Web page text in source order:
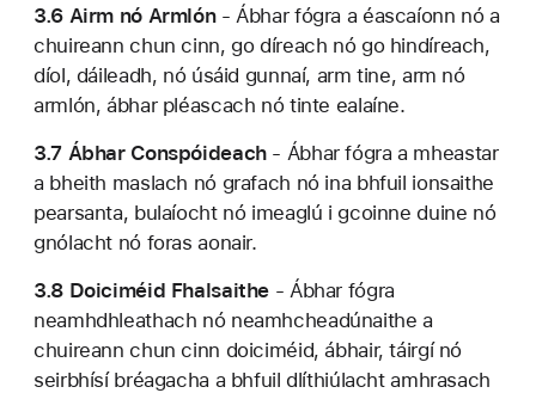
3.6 Airm nó Armlón- Ábhar fógra a éascaíonn nó a
chuireann chun cinn, go díreach nó go hindíreach,
díol, dáileadh, nó úsáid gunnaí, arm tine, arm nó
armlón, ábhar pléascach nó tinte ealaíne.
3.7 Ábhar Conspóideach - Ábhar fógra a mheastar
a bheith maslach nó grafach nó ina bhfuil ionsaithe
pearsanta, bulaíocht nó imeaglú i gcoinne duine nó
gnólacht nó foras aonair.
3.8 Doiciméid Fhalsaithe - Ábhar fógra
neamhdhleathach nó neamhcheadúnaithe a
chuireann chun cinn doiciméid, ábhair, táirgí nó
seirbhísí bréagacha a bhfuil dlíthiúlacht amhrasach